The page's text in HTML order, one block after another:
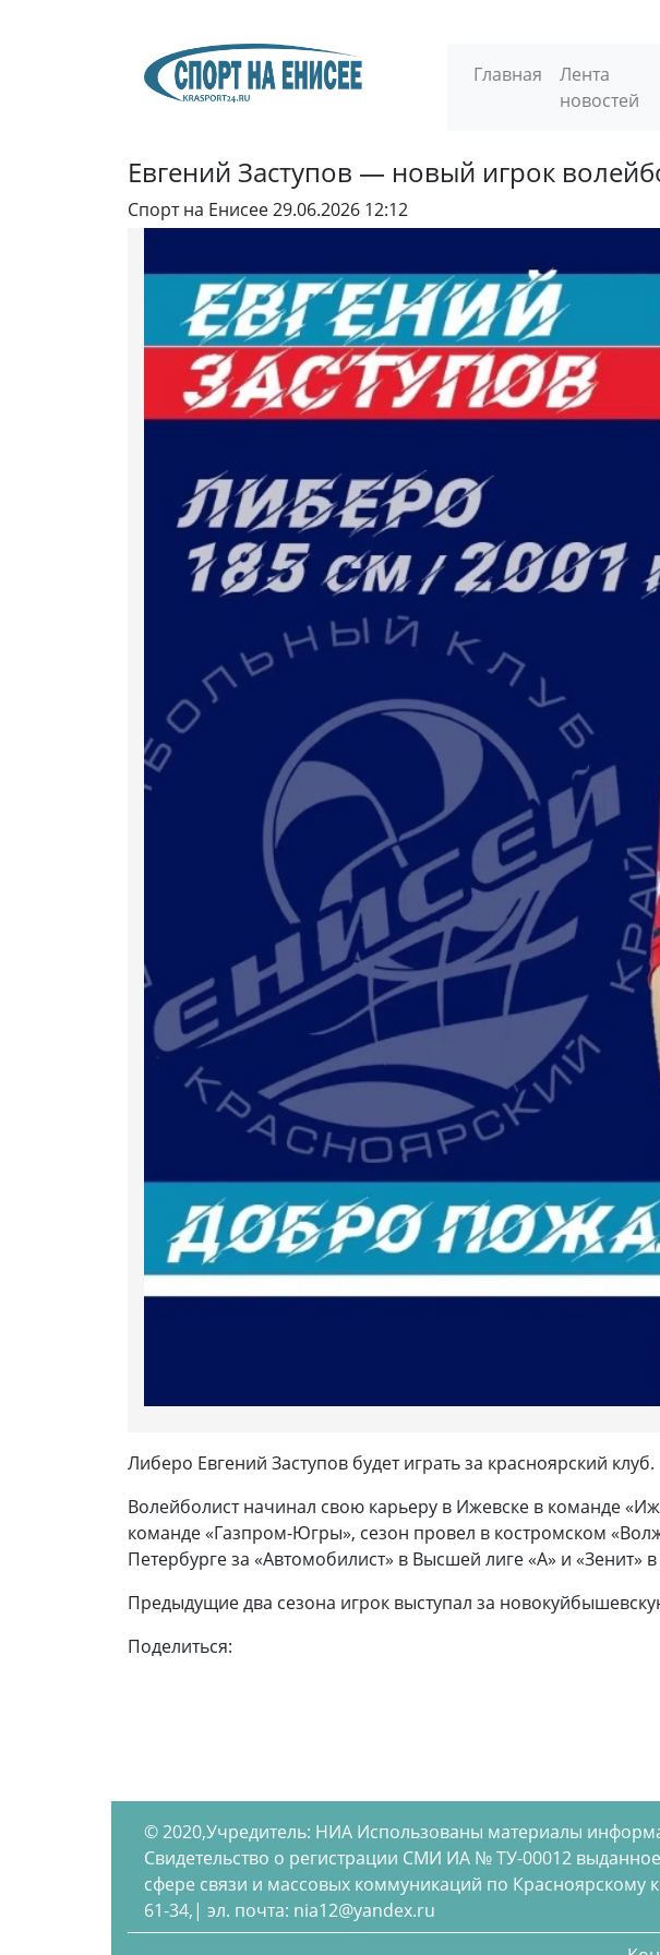
Главная
Лента
новостей
Евгений Заступов — новый игрок
Спорт на Енисее29.06.2026 12:12
Либеро Евгений Заступов будет играть за красноярский клуб.
Волейболист начинал свою карьеру в Ижевске в команде
команде «Газпром-Югры», сезон провел в костромском
Петербурге за «Автомобилист» в Высшей лиге «А» и «Зенит»
Предыдущие два сезона игрок выступал за
Поделиться:
© 2020,Учредитель: НИА Использованы материалы
Свидетельство о регистрации СМИ ИА № ТУ-00012
сфере связи и массовых коммуникаций по Красноярскому
61-34,| эл. почта: nia12@yandex.ru